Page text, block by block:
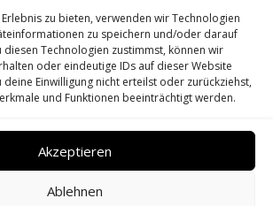
zu bieten, verwenden wir Technologien
zu speichern und/oder darauf
diesen Technologien zustimmst, können wir
oder eindeutige IDs auf dieser Website
Einwilligung nicht erteilst oder zurückziehst,
und Funktionen beeinträchtigt werden.
Akzeptieren
Ablehnen
HILDEN
Schwangerschaftsfotografie